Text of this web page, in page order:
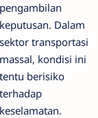
pengambilan
keputusan. Dalam
sektor transportasi
massal, kondisi ini
tentu berisiko
terhadap
keselamatan.